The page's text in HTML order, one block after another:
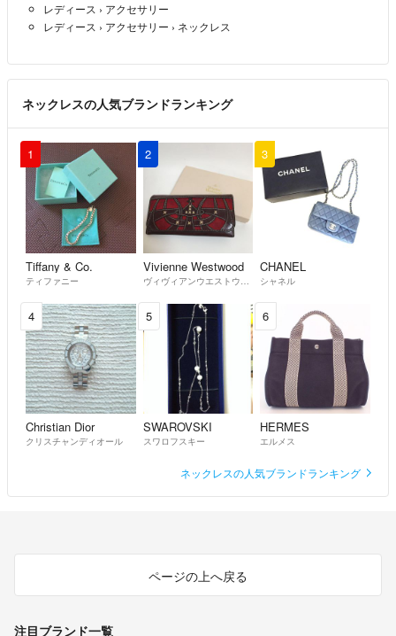
レディース › アクセサリー
レディース › アクセサリー › ネックレス
ネックレスの人気ブランドランキング
1
Tiffany & Co.
ティファニー
2
Vivienne Westwood
ヴィヴィアンウエストウッド
3
CHANEL
シャネル
4
Christian Dior
クリスチャンディオール
5
SWAROVSKI
スワロフスキー
6
HERMES
エルメス
ネックレスの人気ブランドランキング
ページの上へ戻る
注目ブランド一覧